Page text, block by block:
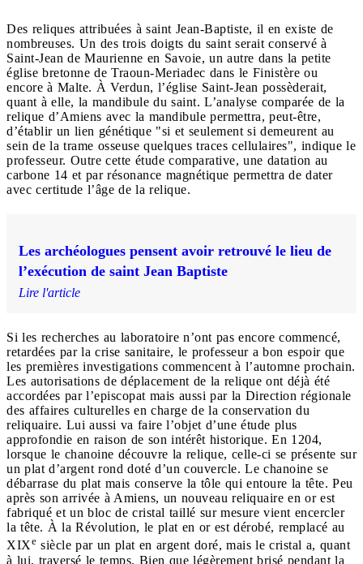
Des reliques attribuées à saint Jean-Baptiste, il en existe de
nombreuses. Un des trois doigts du saint serait conservé à
Saint-Jean de Maurienne en Savoie, un autre dans la petite
église bretonne de Traoun-Meriadec dans le Finistère ou
encore à Malte. À Verdun, l’église Saint-Jean possèderait,
quant à elle, la mandibule du saint. L’analyse comparée de la
relique d’Amiens avec la mandibule permettra, peut-être,
d’établir un lien génétique "si et seulement si demeurent au
sein de la trame osseuse quelques traces cellulaires", indique le
professeur. Outre cette étude comparative, une datation au
carbone 14 et par résonance magnétique permettra de dater
avec certitude l’âge de la relique.
Les archéologues pensent avoir retrouvé le lieu de
l’exécution de saint Jean Baptiste
Lire l'article
Si les recherches au laboratoire n’ont pas encore commencé,
retardées par la crise sanitaire, le professeur a bon espoir que
les premières investigations commencent à l’automne prochain.
Les autorisations de déplacement de la relique ont déjà été
accordées par l’episcopat mais aussi par la Direction régionale
des affaires culturelles en charge de la conservation du
reliquaire. Lui aussi va faire l’objet d’une étude plus
approfondie en raison de son intérêt historique. En 1204,
lorsque le chanoine découvre la relique, celle-ci se présente sur
un plat d’argent rond doté d’un couvercle. Le chanoine se
débarrase du plat mais conserve la tôle qui entoure la tête. Peu
après son arrivée à Amiens, un nouveau reliquaire en or est
fabriqué et un bloc de cristal taillé sur mesure vient encercler
la tête. À la Révolution, le plat en or est dérobé, remplacé au
XIXe siècle par un plat en argent doré, mais le cristal a, quant
à lui, traversé le temps. Bien que légèrement brisé pendant la